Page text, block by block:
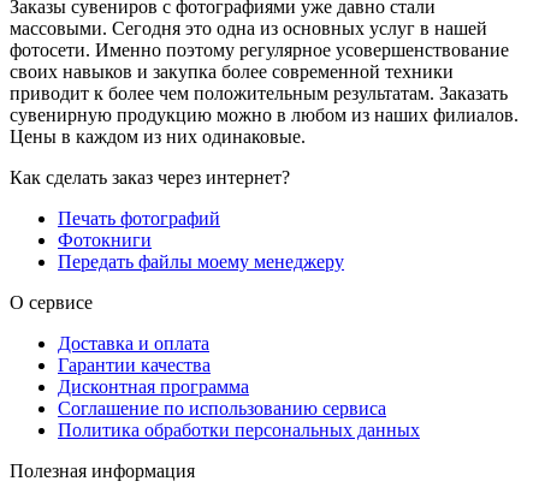
Заказы сувениров с фотографиями уже давно стали
массовыми. Сегодня это одна из основных услуг в нашей
фотосети. Именно поэтому регулярное усовершенствование
своих навыков и закупка более современной техники
приводит к более чем положительным результатам. Заказать
сувенирную продукцию можно в любом из наших филиалов.
Цены в каждом из них одинаковые.
Как сделать заказ через интернет?
Печать фотографий
Фотокниги
Передать файлы моему менеджеру
О сервисе
Доставка и оплата
Гарантии качества
Дисконтная программа
Соглашение по использованию сервиса
Политика обработки персональных данных
Полезная информация